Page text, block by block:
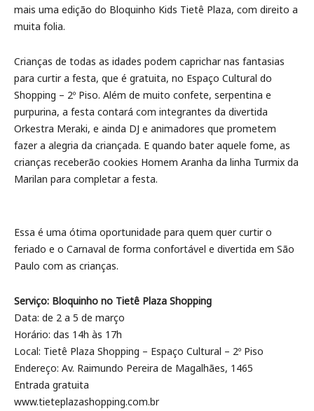
mais uma edição do Bloquinho Kids Tietê Plaza, com direito a
muita folia.
Crianças de todas as idades podem caprichar nas fantasias
para curtir a festa, que é gratuita, no Espaço Cultural do
Shopping – 2º Piso. Além de muito confete, serpentina e
purpurina, a festa contará com integrantes da divertida
Orkestra Meraki, e ainda DJ e animadores que prometem
fazer a alegria da criançada. E quando bater aquele fome, as
crianças receberão cookies Homem Aranha da linha Turmix da
Marilan para completar a festa.
Essa é uma ótima oportunidade para quem quer curtir o
feriado e o Carnaval de forma confortável e divertida em São
Paulo com as crianças.
Serviço: Bloquinho no Tietê Plaza Shopping
Data: de 2 a 5 de março
Horário: das 14h às 17h
Local: Tietê Plaza Shopping – Espaço Cultural – 2º Piso
Endereço: Av. Raimundo Pereira de Magalhães, 1465
Entrada gratuita
www.tieteplazashopping.com.br